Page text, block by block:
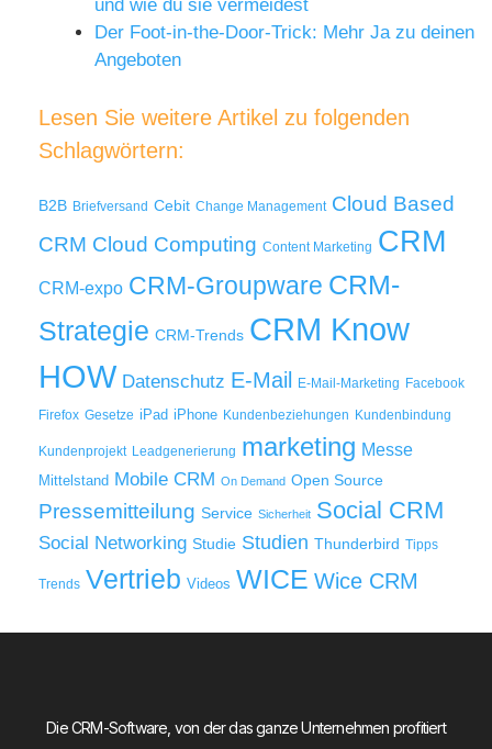
und wie du sie vermeidest
Der Foot-in-the-Door-Trick: Mehr Ja zu deinen
Angeboten
Lesen Sie weitere Artikel zu folgenden
Schlagwörtern:
B2B Briefversand Cebit Change Management Cloud Based
CRM Cloud Computing Content Marketing CRM
CRM-expo CRM-Groupware CRM-
Strategie CRM-Trends CRM Know
HOW Datenschutz E-Mail E-Mail-Marketing Facebook
Firefox Gesetze iPad iPhone Kundenbeziehungen Kundenbindung
Kundenprojekt Leadgenerierung marketing Messe
Mittelstand Mobile CRM On Demand Open Source
Pressemitteilung Service Sicherheit Social CRM
Social Networking Studie Studien Thunderbird Tipps
Trends Vertrieb Videos WICE Wice CRM
Die CRM-Software, von der das ganze Unternehmen profitiert